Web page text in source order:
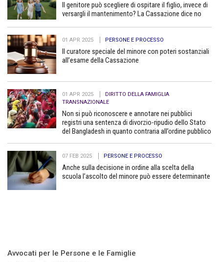
Il genitore può scegliere di ospitare il figlio, invece di
versargli il mantenimento? La Cassazione dice no
01 APR 2025 PERSONE E PROCESSO
Il curatore speciale del minore con poteri sostanziali
all’esame della Cassazione
01 APR 2025
DIRITTO DELLA FAMIGLIA
TRANSNAZIONALE
Non si può riconoscere e annotare nei pubblici
registri una sentenza di divorzio-ripudio dello Stato
del Bangladesh in quanto contraria all’ordine pubblico
07 FEB 2025 PERSONE E PROCESSO
Anche sulla decisione in ordine alla scelta della
scuola l’ascolto del minore può essere determinante
Avvocati per le Persone e le Famiglie